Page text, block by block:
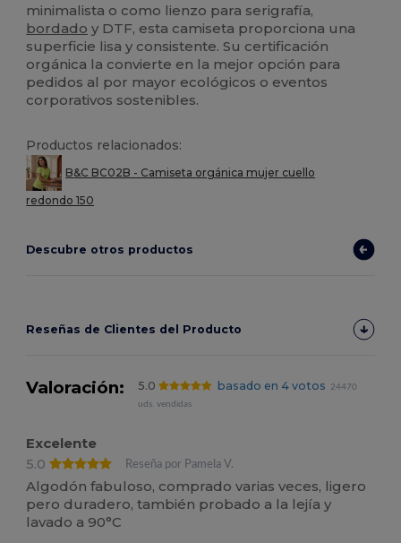
minimalista o como lienzo para serigrafía,
bordado y DTF, esta camiseta proporciona una
superficie lisa y consistente. Su certificación
orgánica la convierte en la mejor opción para
pedidos al por mayor ecológicos o eventos
corporativos sostenibles.
Productos relacionados:
B&C BC02B - Camiseta orgánica mujer cuello
redondo 150
Descubre otros productos
Reseñas de Clientes del Producto
Valoración: 5.0 basado en 4 votos
24470
uds. vendidas
Excelente
5.0
Reseña por Pamela V.
Algodón fabuloso, comprado varias veces, ligero
pero duradero, también probado a la lejía y
lavado a 90°C